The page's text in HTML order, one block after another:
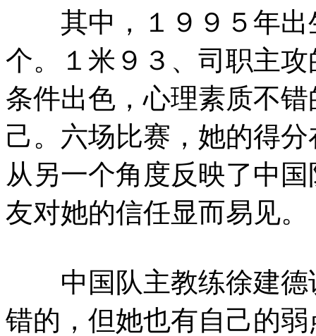
其中，１９９５年出
个。１米９３、司职主
条件出色，心理素质不
己。六场比赛，她的得
从另一个角度反映了中
友对她的信任显而易见。
中国队主教练徐建德
错的，但她也有自己的